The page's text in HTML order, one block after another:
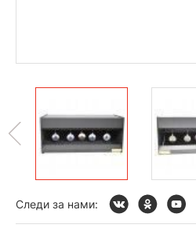
Следи за нами: